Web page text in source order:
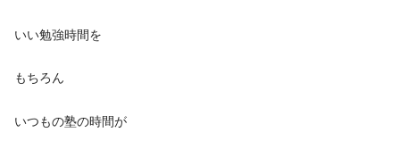
いい勉強時間を
もちろん
いつもの塾の時間が